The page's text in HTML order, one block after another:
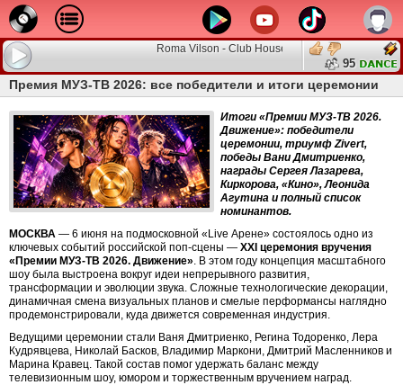
Roma Vilson - Club House Party
95
Премия МУЗ-ТВ 2026: все победители и итоги церемонии
Итоги «Премии МУЗ-ТВ 2026.
Движение»: победители
церемонии, триумф Zivert,
победы Вани Дмитриенко,
награды Сергея Лазарева,
Киркорова, «Кино», Леонида
Агутина и полный список
номинантов.
МОСКВА — 6 июня на подмосковной «Live Арене» состоялось одно из
ключевых событий российской поп-сцены — XXI церемония вручения
«Премии МУЗ-ТВ 2026. Движение». В этом году концепция масштабного
шоу была выстроена вокруг идеи непрерывного развития,
трансформации и эволюции звука. Сложные технологические декорации,
динамичная смена визуальных планов и смелые перформансы наглядно
продемонстрировали, куда движется современная индустрия.
Ведущими церемонии стали Ваня Дмитриенко, Регина Тодоренко, Лера
Кудрявцева, Николай Басков, Владимир Маркони, Дмитрий Масленников и
Марина Кравец. Такой состав помог удержать баланс между
телевизионным шоу, юмором и торжественным вручением наград.